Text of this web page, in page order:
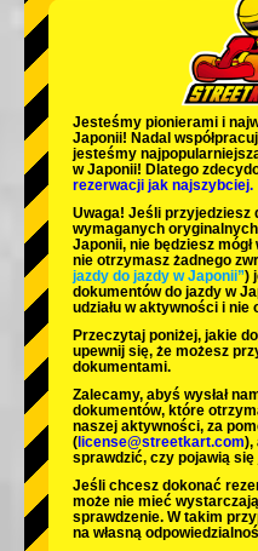
Tokyo Shinagawa
Tokyo Akihabara#2
Tokyo Shibuya Annex
Tokyo Asakusa
Okinawa
Jesteśmy pionierami i
Japonii! Nadal
jesteśmy
w Japonii! Dlatego
rezerwacji jak najszybciej.
Uwaga! Jeśli przyjedziesz
wymaganych
Japonii, nie będziesz
nie otrzymasz żadnego
jazdy do jazdy w Japonii”)
dokumentów do jazdy w
udziału w aktywności i
Przeczytaj poniżej, jakie
upewnij się, że możesz
dokumentami.
Zalecamy, abyś wysłał
dokumentów, które
naszej aktywności, za
( license@streetkart.com),
sprawdzić, czy pojawią
Jeśli chcesz dokonać
może nie mieć
sprawdzenie. W takim
na własną